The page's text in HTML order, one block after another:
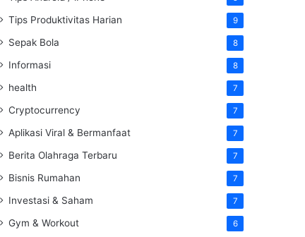
Tips Produktivitas Harian 9
Sepak Bola 8
Informasi 8
health 7
Cryptocurrency 7
Aplikasi Viral & Bermanfaat 7
Berita Olahraga Terbaru 7
Bisnis Rumahan 7
Investasi & Saham 7
Gym & Workout 6